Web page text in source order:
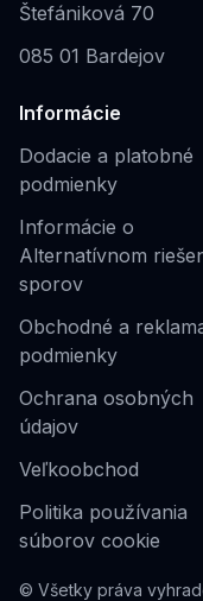
Štefániková 70
085 01 Bardejov
Informácie
Dodacie a platobné
podmienky
Informácie o
Alternatívnom
sporov
Obchodné a
podmienky
Ochrana osobných
údajov
Veľkoobchod
Politika používania
súborov cookie
© Všetky práva